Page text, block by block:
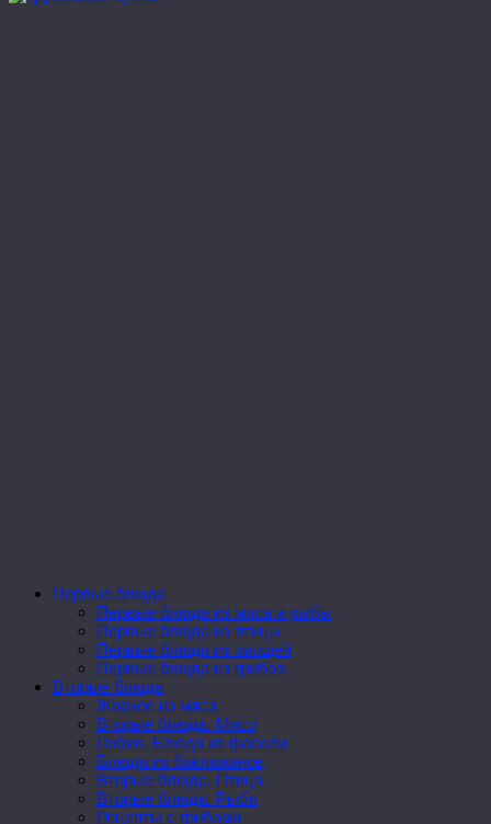
Первые блюда
Первые блюда из мяса и рыбы
Первые блюда из птицы
Первые блюда из овощей
Первые блюда из грибов
Вторые блюда
Жаркое из мяса
Вторые блюда. Мясо
Лобио. Блюда из фасоли
Блюда из баклажанов
Вторые блюда. Птица
Вторые блюда. Рыба
Рецепты с грибами